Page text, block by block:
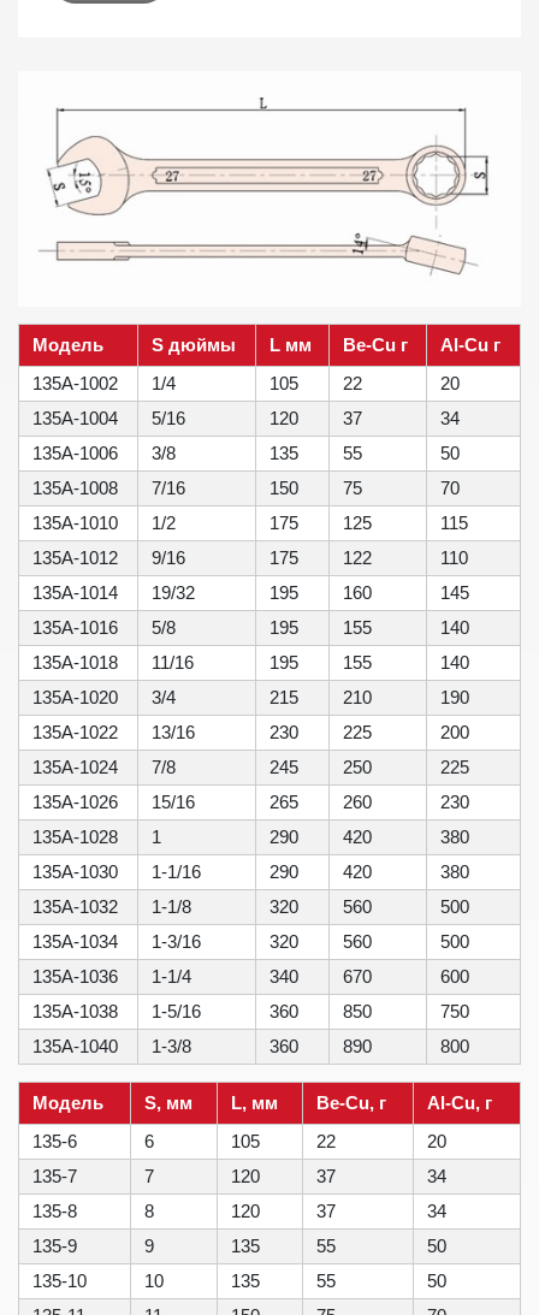
Модель S дюймы L мм Be-Cu г
Al-Cu г
135A-1002
1/4 105 22
20
135A-1004
5/16 120 37
34
135A-1006
3/8 135 55
50
135A-1008
7/16 150 75
70
135A-1010
1/2 175 125
115
135A-1012
9/16 175 122
110
135A-1014
19/32 195 160
145
135A-1016
5/8 195 155
140
135A-1018
11/16 195 155
140
135A-1020
3/4 215 210
190
135A-1022
13/16 230 225
200
135A-1024
7/8 245 250
225
135A-1026
15/16 265 260
230
135A-1028
1 290 420
380
135A-1030
1-1/16 290 420
380
135A-1032
1-1/8 320 560
500
135A-1034
1-3/16 320 560
500
135A-1036
1-1/4 340 670
600
135A-1038
1-5/16 360 850
750
135A-1040
1-3/8 360 890 800
Модель S, мм L, мм Be-Cu, г
Al-Cu, г
135-6
6 105 22
20
135-7
7 120 37
34
135-8
8 120 37
34
135-9
9 135 55
50
135-10
10 135 55
50